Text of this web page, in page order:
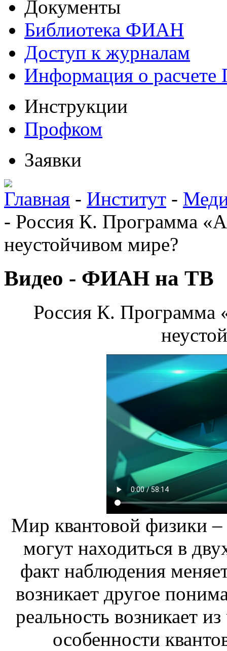
Документы
Библиотека ФИАН
Доступ к журналам
Информация о
Инструкции
Профком
Заявки
Главная - Институт -
- Россия К. Программа
неустойчивом мире?
Видео - ФИАН на ТВ
Россия К. Программа
Мир квантовой физики –
могут находиться в
факт наблюдения
возникает другое
реальность возникает
особенности